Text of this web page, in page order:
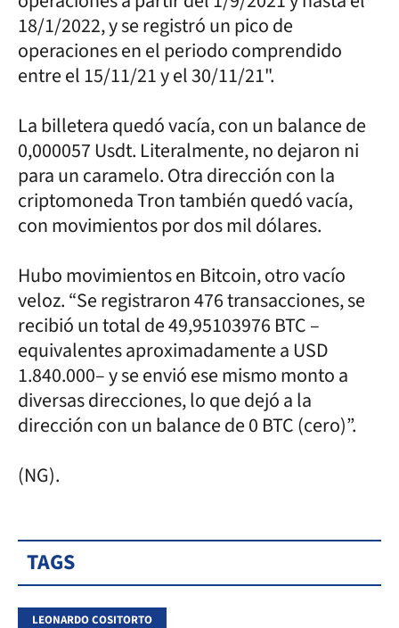
18/1/2022, y se registró un pico de
operaciones en el periodo comprendido
entre el 15/11/21 y el 30/11/21".
La billetera quedó vacía, con un balance de
0,000057 Usdt. Literalmente, no dejaron ni
para un caramelo. Otra dirección con la
criptomoneda Tron también quedó vacía,
con movimientos por dos mil dólares.
Hubo movimientos en Bitcoin, otro vacío
veloz. “Se registraron 476 transacciones, se
recibió un total de 49,95103976 BTC –
equivalentes aproximadamente a USD
1.840.000– y se envió ese mismo monto a
diversas direcciones, lo que dejó a la
dirección con un balance de 0 BTC (cero)”.
(NG).
TAGS
LEONARDO COSITORTO